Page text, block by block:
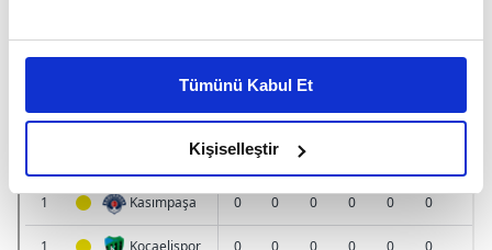
Bu çerezlere izin vermeniz halinde sizlere özel
daha iyi reklam deneyimi yaşatabiliriz. Bunu yaparken
amacımızın size daha iyi bir reklam deneyimi sunmak
olduğunu ve sizlere en iyi içerikleri sunabilmek adına
elimizden gelen çabayı gösterdiğimizi ve bu noktada,
reklamların maliyetlerimizi karşılamak noktasında tek gelir
kalemimiz olduğunu sizlere hatırlatmak isteriz.
Tümünü Kabul Et
Kişiselleştir